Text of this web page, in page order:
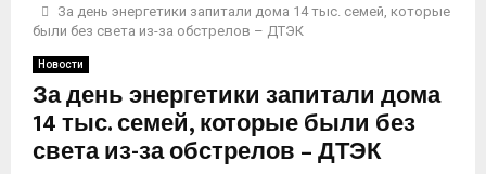
За день энергетики запитали дома 14 тыс. семей, которые
были без света из-за обстрелов – ДТЭК
Новости
За день энергетики запитали дома
14 тыс. семей, которые были без
света из-за обстрелов – ДТЭК